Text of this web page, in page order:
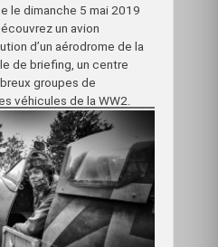
le dimanche 5 mai 2019
un avion
d’un aérodrome de la
de briefing, un centre
groupes de
véhicules de la WW2.